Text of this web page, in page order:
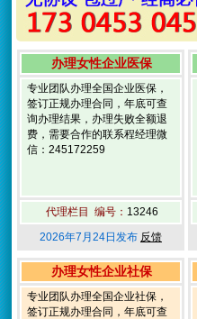
办理女性企业医保
专业团队办理全国企业医保，
签订正规办理合同，年底可查
询办理结果，办理失败全额退
费，需要合作的联系程经理微
信：245172259
代理栏目 编号： 13246
2026年7月24日发布 反馈
办理女性企业社保
专业团队办理全国企业社保，
签订正规办理合同，年底可查